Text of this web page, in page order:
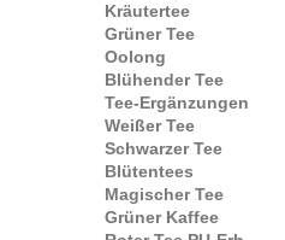
Kräutertee
Grüner Tee
Oolong
Blühender Tee
Tee-Ergänzungen
Weißer Tee
Schwarzer Tee
Blütentees
Magischer Tee
Grüner Kaffee